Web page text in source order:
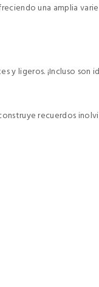
una amplia
ligeros. ¡Incluso son
recuerdos